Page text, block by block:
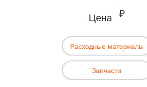
Цена ₽
Расходные материалы
Запчасти